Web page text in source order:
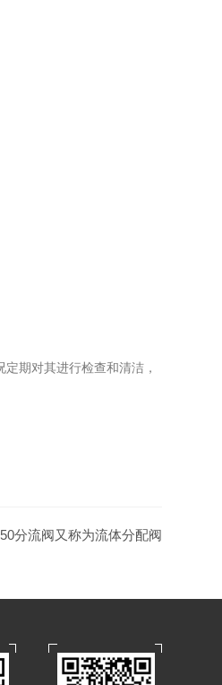
期对其进行检查和清洁，
分流阀又称为流体分配阀